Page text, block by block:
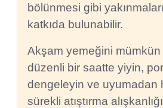
bölünmesi gibi
katkıda bulunabilir.
Akşam yemeğini
düzenli bir saatte yiyin,
dengeleyin ve uyumadan
sürekli atıştırma